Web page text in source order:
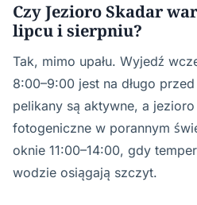
Czy Jezioro Skadar
lipcu i sierpniu?
Tak, mimo upału. Wyjedź
8:00–9:00 jest na długo
pelikany są aktywne, a
fotogeniczne w porannym
oknie 11:00–14:00, gdy
wodzie osiągają szczyt.